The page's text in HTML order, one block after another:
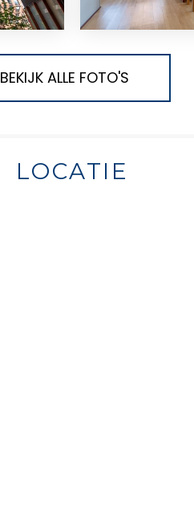
BEKIJK ALLE FOTO'S
LOCATIE